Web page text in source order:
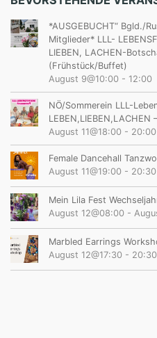
*AUSGEBUCHT“ Bgld./
Mitglieder* LLL-
LIEBEN, LACHEN-
(Frühstück/Buffet)
August 9@10:00 - 12:00
NÖ/Sommerein LLL-
August 11@18:00 - 20:00
Female Dancehall
August 11@19:00 - 20:30
Mein Lila Fest
August 12@08:00 -
Marbled Earrings
August 12@17:30 - 20:30